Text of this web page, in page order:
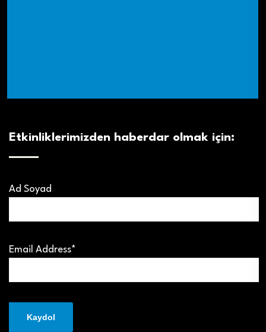
Etkinliklerimizden haberdar olmak için:
Ad Soyad
Email Address*